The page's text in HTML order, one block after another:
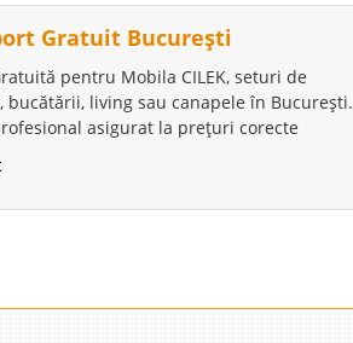
Gratuit București
pentru Mobila CILEK, seturi de
bucătării, living sau canapele în București.
asigurat la prețuri corecte